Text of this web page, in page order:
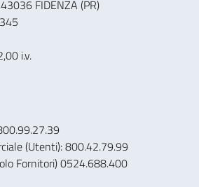
FIDENZA (PR)
i.v.
(Utenti): 800.42.79.99
Fornitori) 0524.688.400